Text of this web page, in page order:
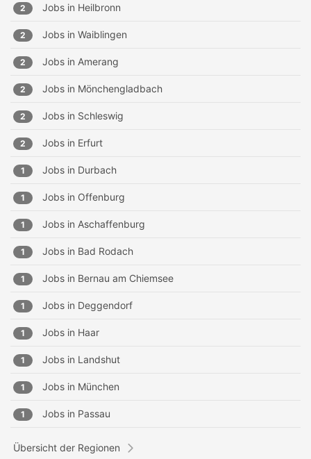
2 Jobs in Heilbronn
2 Jobs in Waiblingen
2 Jobs in Amerang
2 Jobs in Mönchengladbach
2 Jobs in Schleswig
2 Jobs in Erfurt
1 Jobs in Durbach
1 Jobs in Offenburg
1 Jobs in Aschaffenburg
1 Jobs in Bad Rodach
1 Jobs in Bernau am Chiemsee
1 Jobs in Deggendorf
1 Jobs in Haar
1 Jobs in Landshut
1 Jobs in München
1 Jobs in Passau
Übersicht der Regionen